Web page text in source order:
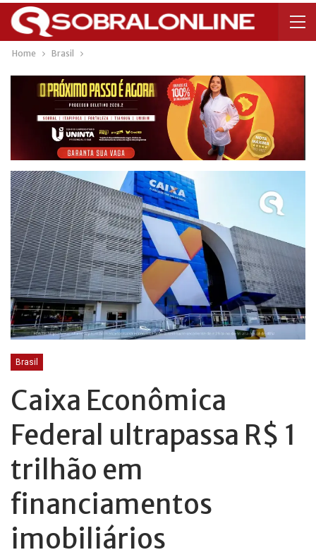
Home Brasil
Brasil
Caixa Econômica
Federal ultrapassa R$ 1
trilhão em
financiamentos
imobiliários